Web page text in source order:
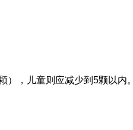
），儿童则应减少到5颗以内